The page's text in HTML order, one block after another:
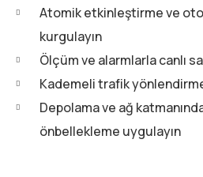
Atomik etkinleştirme ve
kurgulayın
Ölçüm ve alarmlarla canlı
Kademeli trafik
Depolama ve ağ
önbellekleme uygulayın